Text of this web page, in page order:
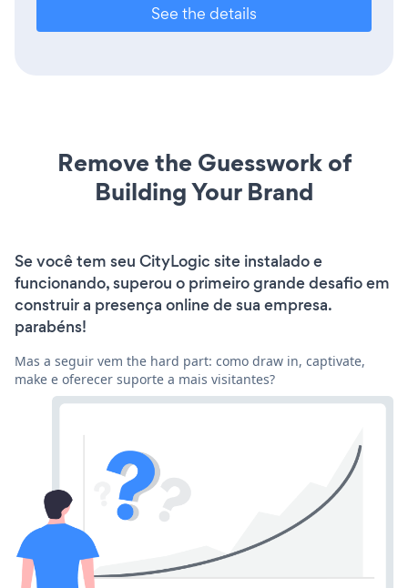
See the details
Remove the Guesswork of
Building Your Brand
Se você tem seu CityLogic site instalado e
funcionando, superou o primeiro grande desafio em
construir a presença online de sua empresa.
parabéns!
Mas a seguir vem the hard part: como draw in, captivate,
make e oferecer suporte a mais visitantes?